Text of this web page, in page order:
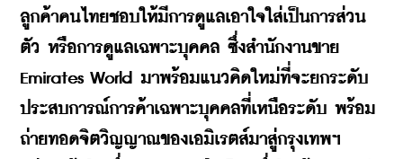
ลูกค้าคนไทยชอบให้มีการดูแลเอาใจใส่เป็นการส่วน
ตัว หรือการดูแลเฉพาะบุคคล ซึ่งสำนักงานขาย
Emirates World มาพร้อมแนวคิดใหม่ที่จะยกระดับ
ประสบการณ์การค้าเฉพาะบุคคลที่เหนือระดับ พร้อม
ถ่ายทอดจิตวิญญาณของเอมิเรตส์มาสู่กรุงเทพฯ